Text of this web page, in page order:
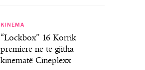
KINEMA
“Lockbox” 16 Korrik
premierë në të gjitha
kinematë Cineplexx